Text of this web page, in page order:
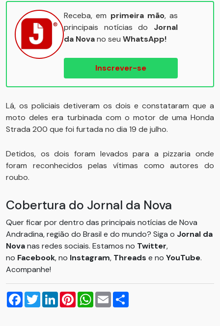
Receba, em primeira mão, as
principais notícias do Jornal
da Novano seu WhatsApp!
Inscrever-se
Lá, os policiais detiveram os dois e constataram que a
moto deles era turbinada com o motor de uma Honda
Strada 200 que foi furtada no dia 19 de julho.
Detidos, os dois foram levados para a pizzaria onde
foram reconhecidos pelas vítimas como autores do
roubo.
Cobertura do Jornal da Nova
Quer ficar por dentro das principais notícias de Nova
Andradina, região do Brasil e do mundo? Siga o Jornal da
Novanas redes sociais. Estamos no Twitter,
no Facebook, no Instagram, Threads e no YouTube.
Acompanhe!
Facebook
TwitterLinkedInPinterestWhatsApp
Email